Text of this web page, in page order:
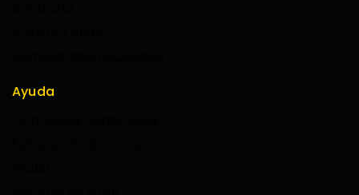
Ayuda